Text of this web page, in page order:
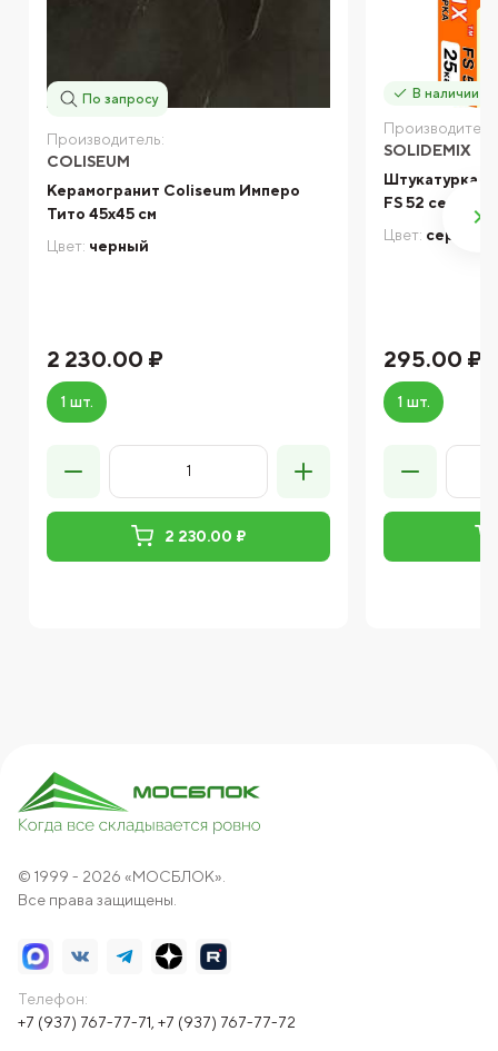
По запросу
Производитель:
COLISEUM
Керамогранит Coliseum Имперо
Тито 45х45 см
Цвет: черный
2 230.00 ₽
1 шт.
2 230.00 ₽
В наличии
SOLIDEMIX
Штукатурка
FS 52 серая
Цвет: серый
295.00 ₽
1 шт.
© 1999 - 2026 «МОСБЛОК».
Все права защищены.
Телефон:
+7 (937) 767-77-71 +7 (937) 767-77-72